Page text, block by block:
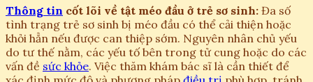
Thông tin cốt lõi về tật méo đầu ở trẻ sơ sinh: Đa số
tình trạng trẻ sơ sinh bị méo đầu có thể cải thiện hoặc
khỏi hẳn nếu được can thiệp sớm. Nguyên nhân chủ yếu
do tư thế nằm, các yếu tố bên trong tử cung hoặc do các
vấn đề sức khỏe. Việc thăm khám bác sĩ là cần thiết để